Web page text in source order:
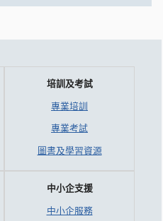
培訓及考試
專業培訓
專業考試
圖書及學習資源
中小企支援
中小企服務